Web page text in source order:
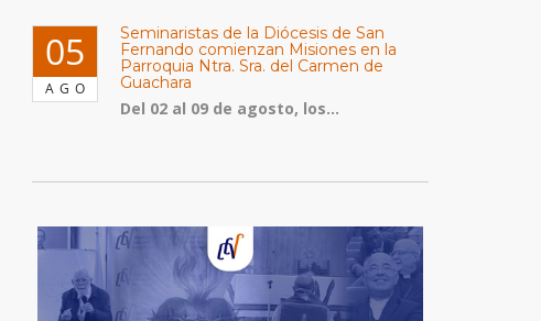
05
AGO
Seminaristas de la Diócesis de San
Fernando comienzan Misiones en la
Parroquia Ntra. Sra. del Carmen de
Guachara
Del 02 al 09 de agosto, los...